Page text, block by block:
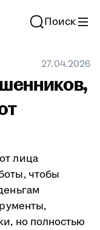
Поиск
27.04.2026
лица
чтобы
но полностью